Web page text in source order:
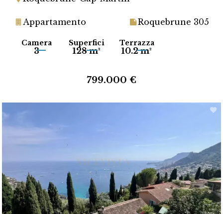
Appartamento Roquebrune 305
Camera
3
Superfici
128 m²
Terrazza
10.2 m²
799.000 €